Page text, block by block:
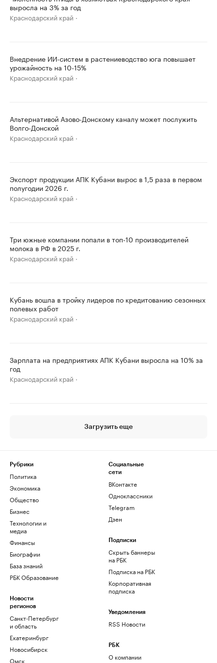
выросла на 3% за год
Краснодарский край
Внедрение ИИ-систем в растениеводство юга повышает
урожайность на 10-15%
Краснодарский край
Альтернативой Азово-Донскому каналу может послужить
Волго-Донской
Краснодарский край
Экспорт продукции АПК Кубани вырос в 1,5 раза в первом
полугодии 2026 г.
Краснодарский край
Три южные компании попали в топ-10 производителей
молока в РФ в 2025 г.
Краснодарский край
Кубань вошла в тройку лидеров по кредитованию сезонных
полевых работ
Краснодарский край
Зарплата на предприятиях АПК Кубани выросла на 10% за
год
Краснодарский край
Загрузить еще
Рубрики
Политика
Экономика
Общество
Бизнес
Технологии и
медиа
Финансы
Биографии
База знаний
РБК Образование
Новости
регионов
Санкт-Петербург
и область
Екатеринбург
Новосибирск
Омск
Социальные
сети
ВКонтакте
Одноклассники
Telegram
Дзен
Подписки
Скрыть баннеры
на РБК
Подписка на РБК
Корпоративная
подписка
Уведомления
RSS Новости
РБК
О компании